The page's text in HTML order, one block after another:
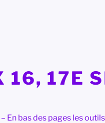
16, 17E
bas des pages les